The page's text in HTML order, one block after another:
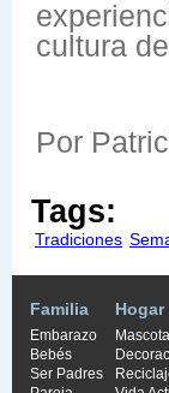
cultura
Por
Tags:
Tradiciones
Familia
Embarazo
Bebés
Ser Padres
Hogar